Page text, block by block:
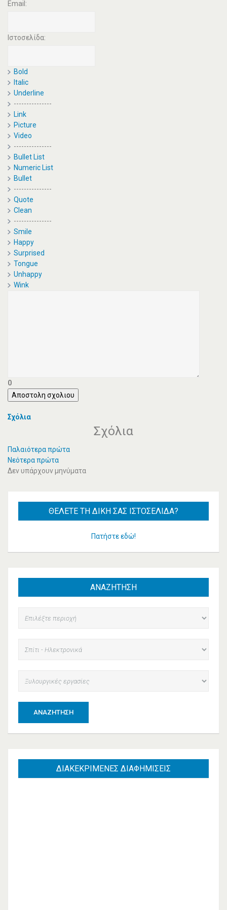
Email:
Ιστοσελίδα:
Bold
Italic
Underline
---------------
Link
Picture
Video
---------------
Bullet List
Numeric List
Bullet
---------------
Quote
Clean
---------------
Smile
Happy
Surprised
Tongue
Unhappy
Wink
0
Αποστολη σχολιου
Σχόλια
Σχόλια
Παλαιότερα πρώτα
Νεότερα πρώτα
Δεν υπάρχουν μηνύματα
ΘΈΛΕΤΕ ΤΗ ΔΙΚΉ ΣΑΣ ΙΣΤΟΣΕΛΊΔΑ?
Πατήστε εδώ!
ΑΝΑΖΗΤΗΣΗ
ΑΝΑΖΉΤΗΣΗ
ΔΙΑΚΕΚΡΙΜΕΝΕΣ ΔΙΑΦΗΜΙΣΕΙΣ